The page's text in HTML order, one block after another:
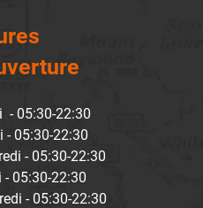
- 05:30-22:30
- 05:30-22:30
- 05:30-22:30
- 05:30-22:30
- 05:30-22:30